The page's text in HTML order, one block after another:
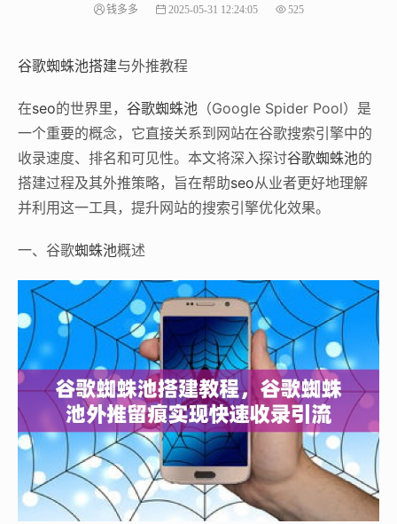
钱多多 2025-05-31 12:24:05 525
谷歌蜘蛛池搭建与外推教程‌
在seo的世界里， 谷歌蜘蛛池 （Google Spider Pool）是
一个重要的概念，它直接关系到网站在谷歌搜索引擎中的
收录速度、排名和可见性。本文将深入探讨谷歌蜘蛛池的
搭建过程及其外推策略，旨在帮助seo从业者更好地理解
并利用这一工具，提升网站的搜索引擎优化效果。
一、谷歌蜘蛛池概述